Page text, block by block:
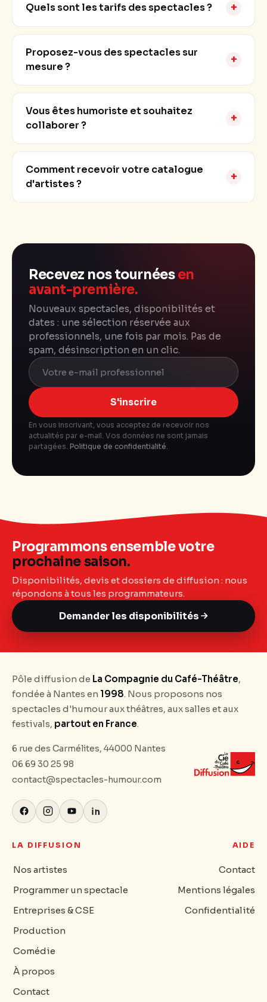
Quels sont les tarifs des spectacles ? +
Proposez-vous des spectacles sur
mesure ?
+
Vous êtes humoriste et souhaitez
collaborer ?
+
Comment recevoir votre catalogue
d'artistes ?
+
Recevez nos tournéesen
avant-première.
Nouveaux spectacles, disponibilités et
dates : une sélection réservée aux
professionnels, une fois par mois. Pas de
spam, désinscription en un clic.
S'inscrire
En vous inscrivant, vous acceptez de recevoir nos
actualités par e-mail. Vos données ne sont jamais
partagées. Politique de confidentialité
Programmons ensemble votre
prochaine saison.
Disponibilités, devis et dossiers de diffusion : nous
répondons à tous les programmateurs.
Demander les disponibilités
Pôle diffusion de La Compagnie du Café-Théâtre,
fondée à Nantes en 1998. Nous proposons nos
spectacles d'humour aux théâtres, aux salles et aux
festivals, partout en France.
6 rue des Carmélites, 44000 Nantes
06 69 30 25 98
contact@spectacles-humour.com
LA DIFFUSION
Nos artistes
Programmer un spectacle
Entreprises & CSE
Production
Comédie
À propos
Contact
AIDE
Contact
Mentions légales
Confidentialité